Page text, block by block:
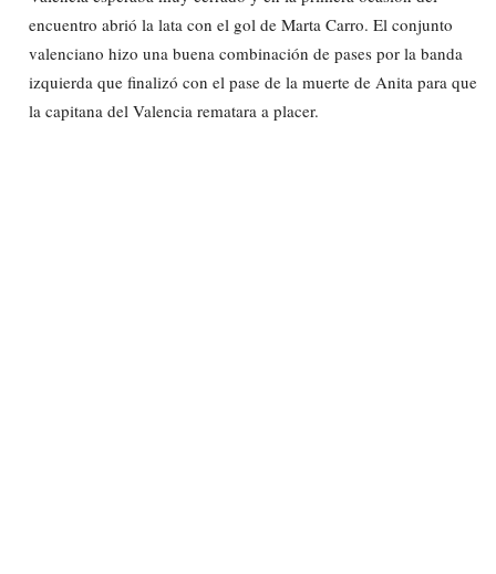
encuentro abrió la lata con el gol de Marta Carro. El conjunto
valenciano hizo una buena combinación de pases por la banda
izquierda que finalizó con el pase de la muerte de Anita para que
la capitana del Valencia rematara a placer.